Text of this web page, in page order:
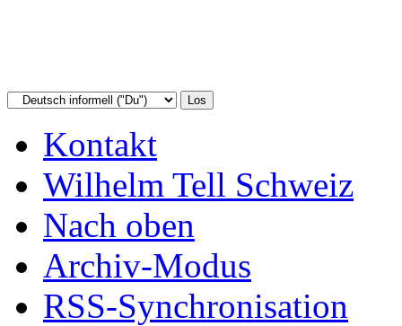
Kontakt
Wilhelm Tell Schweiz
Nach oben
Archiv-Modus
RSS-Synchronisation